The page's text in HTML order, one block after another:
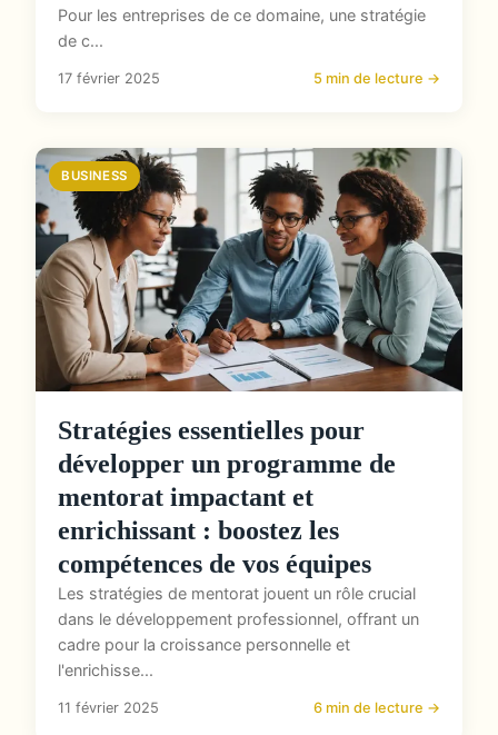
Pour les entreprises de ce domaine, une stratégie
de c...
17 février 2025 5 min de lecture →
BUSINESS
Stratégies essentielles pour
développer un programme de
mentorat impactant et
enrichissant : boostez les
compétences de vos équipes
Les stratégies de mentorat jouent un rôle crucial
dans le développement professionnel, offrant un
cadre pour la croissance personnelle et
l'enrichisse...
11 février 2025 6 min de lecture →